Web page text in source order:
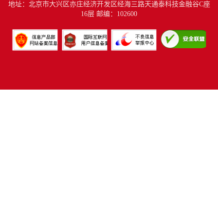
地址：北京市大兴区亦庄经济开发区经海三路天通泰科技金融谷C座
16层 邮编：102600